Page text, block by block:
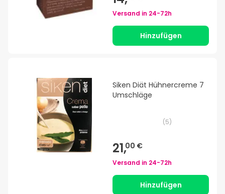
Versand in 24-72h
Hinzufügen
Siken Diät Hühnercreme 7
Umschläge
(5)
21,00 €
Versand in 24-72h
Hinzufügen